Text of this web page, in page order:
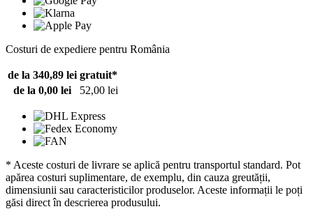
Costuri de expediere pentru România
de la 340,89 lei gratuit*
de la 0,00 lei
52,00 lei
* Aceste costuri de livrare se aplică pentru transportul standard. Pot
apărea costuri suplimentare, de exemplu, din cauza greutății,
dimensiunii sau caracteristicilor produselor. Aceste informații le poți
găsi direct în descrierea produsului.